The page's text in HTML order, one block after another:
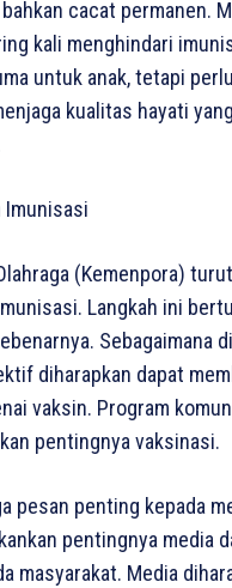
cacat permanen.
kali menghindari
untuk anak, tetapi
kualitas hayati
Imunisasi
(Kemenpora)
Langkah ini
Sebagaimana
diharapkan dapat
vaksin. Program
pentingnya vaksinasi.
pesan penting kepada
pentingnya media
masyarakat. Media